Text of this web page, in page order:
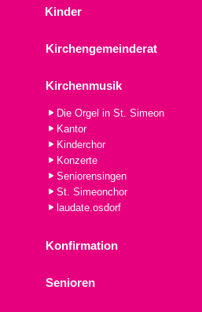
Kinder
Kirchengemeinderat
Kirchenmusik
Die Orgel in St. Simeon
Kantor
Kinderchor
Konzerte
Seniorensingen
St. Simeonchor
laudate.osdorf
Konfirmation
Senioren